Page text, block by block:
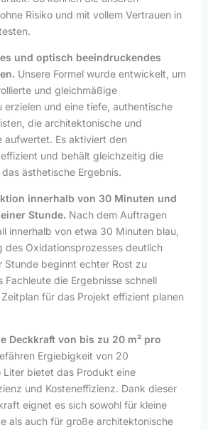
Risiko und mit vollem Vertrauen in
und optisch beeindruckendes
Unsere Formel wurde entwickelt, um
und gleichmäßige
erzielen und eine tiefe, authentische
die architektonische und
aufwertet. Es aktiviert den
und behält gleichzeitig die
ästhetische Ergebnis.
innerhalb von 30 Minuten und
Stunde. Nach dem Auftragen
innerhalb von etwa 30 Minuten blau,
des Oxidationsprozesses deutlich
Stunde beginnt echter Rost zu
Fachleute die Ergebnisse schnell
für das Projekt effizient planen
Deckkraft von bis zu 20 m² pro
Ergiebigkeit von 20
Liter bietet das Produkt eine
und Kosteneffizienz. Dank dieser
eignet es sich sowohl für kleine
als auch für große architektonische